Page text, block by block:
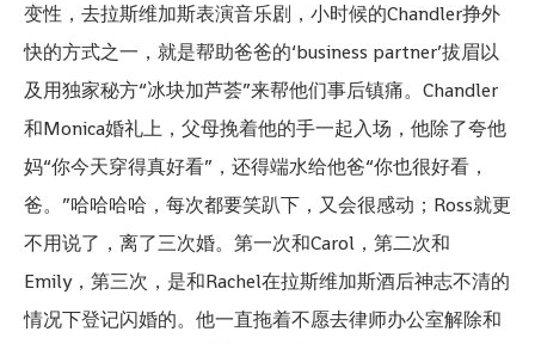
变性，去拉斯维加斯表演音乐剧，小时候的Chandler挣外
快的方式之一，就是帮助爸爸的‘business partner’拔眉以
及用独家秘方“冰块加芦荟”来帮他们事后镇痛。Chandler
和Monica婚礼上，父母挽着他的手一起入场，他除了夸他
妈“你今天穿得真好看”，还得端水给他爸“你也很好看，
爸。”哈哈哈哈，每次都要笑趴下，又会很感动；Ross就更
不用说了，离了三次婚。第一次和Carol，第二次和
Emily，第三次，是和Rachel在拉斯维加斯酒后神志不清的
情况下登记闪婚的。他一直拖着不愿去律师办公室解除和